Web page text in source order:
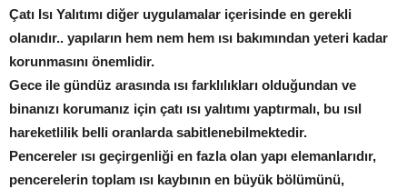
Çatı Isı Yalıtımı diğer uygulamalar içerisinde en gerekli
olanıdır.. yapıların hem nem hem ısı bakımından yeteri kadar
korunmasını önemlidir.
Gece ile gündüz arasında ısı farklılıkları olduğundan ve
binanızı korumanız için çatı ısı yalıtımı yaptırmalı, bu ısıl
hareketlilik belli oranlarda sabitlenebilmektedir.
Pencereler ısı geçirgenliği en fazla olan yapı elemanlarıdır,
pencerelerin toplam ısı kaybının en büyük bölümünü,